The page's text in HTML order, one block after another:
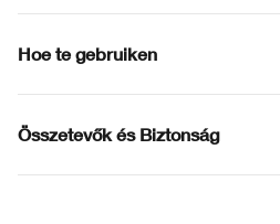
Hoe te gebruiken
Összetevők és Biztonság